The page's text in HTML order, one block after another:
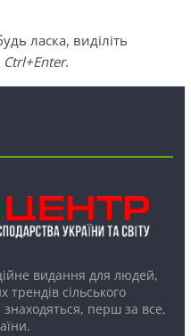
ласка, виділіть
Ctrl+Enter.
видання для людей,
трендів сільського
перш за все,